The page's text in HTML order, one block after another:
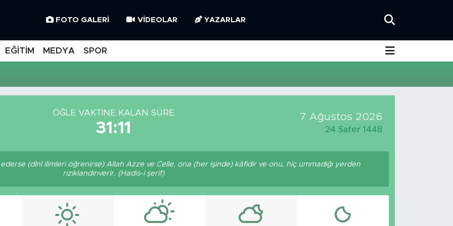
FOTO GALERI VIDEOLAR YAZARLAR
EĞİTİM MEDYA SPOR
ÖĞLE VAKTINE KALAN SÜRE
31:11
7 Ağustos 2026
24 Safer 1448
(dînî ilimleri öğrenirse) Allah Azze ve Celle, ona (her işinde) kâfidir ve onu, hiç ummadığı yerden
rızıklandırıverir. (Hadis-i şerif)